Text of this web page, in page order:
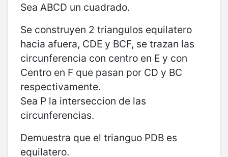
Sea ABCD un cuadrado.
Se construyen 2 triangulos equilatero
hacia afuera, CDE y BCF, se trazan las
circunferencia con centro en E y con
Centro en F que pasan por CD y BC
respectivamente.
Sea P la interseccion de las
circunferencias.
Demuestra que el trianguo PDB es
equilatero.